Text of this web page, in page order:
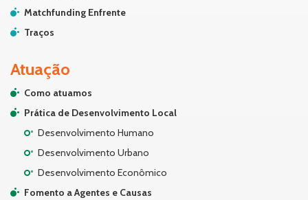
Matchfunding Enfrente
Traços
Atuação
Como atuamos
Prática de Desenvolvimento Local
Desenvolvimento Humano
Desenvolvimento Urbano
Desenvolvimento Econômico
Fomento a Agentes e Causas